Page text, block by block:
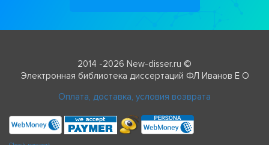
2014 -2026 New-disser.ru ©
Электронная библиотека диссертаций ФЛ Иванов Е О
Оплата, доставка, условия возврата